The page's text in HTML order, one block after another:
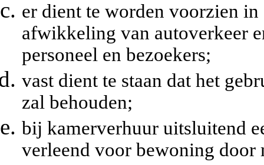
er dient te worden voorzien
afwikkeling van autoverkeer
personeel en bezoekers;
vast dient te staan dat het
zal behouden;
bij kamerverhuur uitsluitend
verleend voor bewoning door